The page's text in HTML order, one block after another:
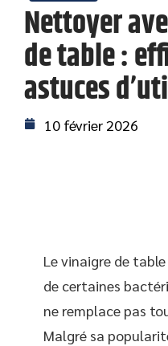
Nettoyer
de table :
astuces
10 février 2026
Le vinaigre de
de certaines
ne remplace pas
Malgré sa